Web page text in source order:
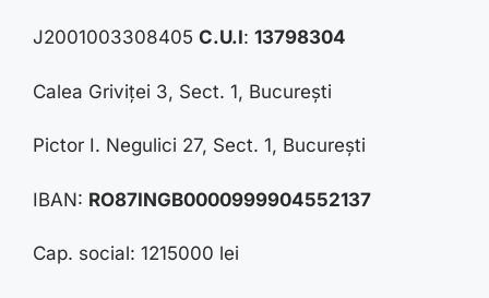
J2001003308405 C.U.I: 13798304
Calea Griviței 3, Sect. 1, București
Pictor I. Negulici 27, Sect. 1, București
IBAN: RO87INGB0000999904552137
Cap. social: 1215000 lei